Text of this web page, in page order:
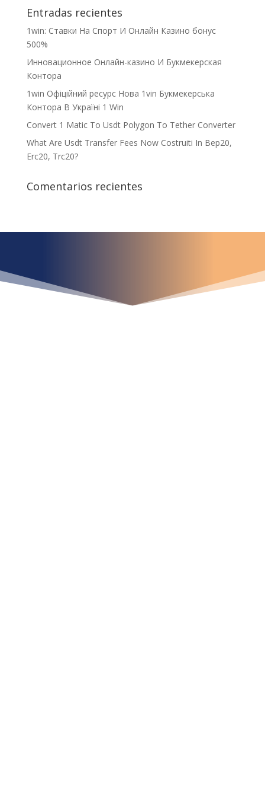
Entradas recientes
1win: Ставки На Cпорт И Онлайн Казино бонус
500%
Инновационное Онлайн-казино И Букмекерская
Контора
1win Офіційний ресурс Нова 1vin Букмекерська
Контора В Україні 1 Win
Convert 1 Matic To Usdt Polygon To Tether Converter
What Are Usdt Transfer Fees Now Costruiti In Bep20,
Erc20, Trc20?
Comentarios recientes